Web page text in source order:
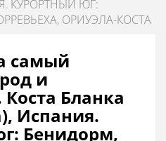
КУРОРТНЫЙ ЮГ:
ОРИУЭЛА-КОСТА
самый
и
Бланка
Испания.
Бенидорм,